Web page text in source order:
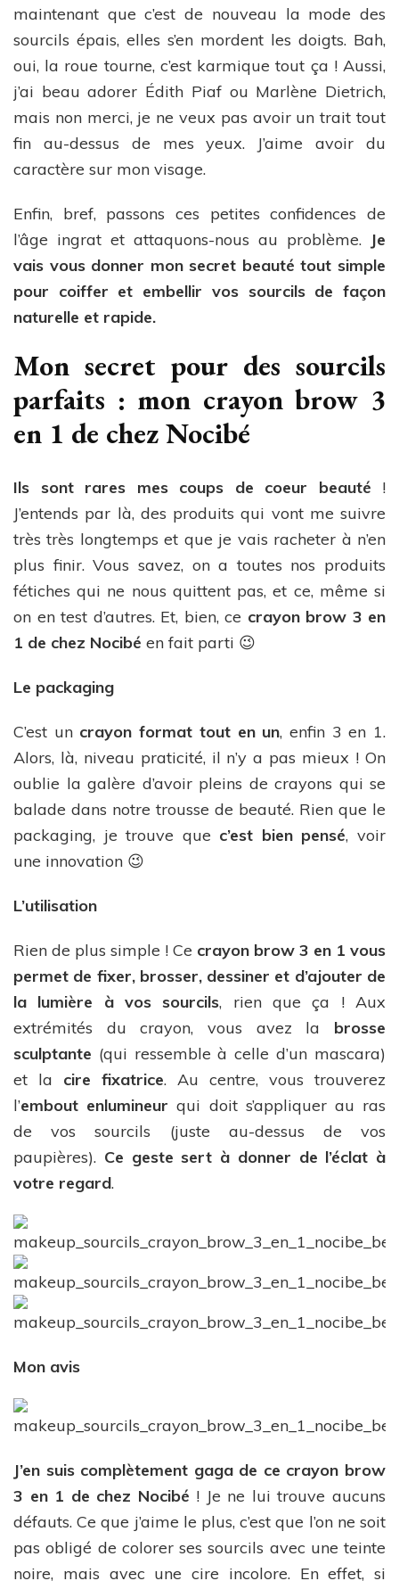
maintenant que c’est de nouveau la mode des
sourcils épais, elles s’en mordent les doigts. Bah,
oui, la roue tourne, c’est karmique tout ça ! Aussi,
j’ai beau adorer Édith Piaf ou Marlène Dietrich,
mais non merci, je ne veux pas avoir un trait tout
fin au-dessus de mes yeux. J’aime avoir du
caractère sur mon visage.
Enfin, bref, passons ces petites confidences de
l’âge ingrat et attaquons-nous au problème. Je
vais vous donner mon secret beauté tout simple
pour coiffer et embellir vos sourcils de façon
naturelle et rapide.
Mon secret pour des sourcils
parfaits : mon crayon brow 3
en 1 de chez Nocibé
Ils sont rares mes coups de coeur beauté !
J’entends par là, des produits qui vont me suivre
très très longtemps et que je vais racheter à n’en
plus finir. Vous savez, on a toutes nos produits
fétiches qui ne nous quittent pas, et ce, même si
on en test d’autres. Et, bien, ce crayon brow 3 en
1 de chez Nocibé en fait parti 😉
Le packaging
C’est un crayon format tout en un, enfin 3 en 1.
Alors, là, niveau praticité, il n’y a pas mieux ! On
oublie la galère d’avoir pleins de crayons qui se
balade dans notre trousse de beauté. Rien que le
packaging, je trouve que c’est bien pensé, voir
une innovation 😉
L’utilisation
Rien de plus simple ! Ce crayon brow 3 en 1 vous
permet de fixer, brosser, dessiner et d’ajouter de
la lumière à vos sourcils, rien que ça ! Aux
extrémités du crayon, vous avez la brosse
sculptante (qui ressemble à celle d’un mascara)
et la cire fixatrice. Au centre, vous trouverez
l’embout enlumineur qui doit s’appliquer au ras
de vos sourcils (juste au-dessus de vos
paupières). Ce geste sert à donner de l’éclat à
votre regard.
Mon avis
J’en suis complètement gaga de ce crayon brow
3 en 1 de chez Nocibé ! Je ne lui trouve aucuns
défauts. Ce que j’aime le plus, c’est que l’on ne soit
pas obligé de colorer ses sourcils avec une teinte
noire, mais avec une cire incolore. En effet, si